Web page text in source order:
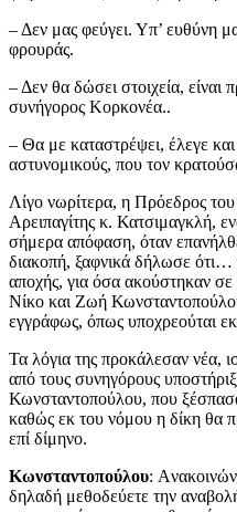
– Δεν μας φεύγει. Υπ’ ευθύνη
φρουράς.
– Δεν θα δώσει στοιχεία, είναι
συνήγορος Κορκονέα..
– Θα με καταστρέψει, έλεγε
αστυνομικούς, που τον
Λίγο νωρίτερα, η Πρόεδρος
Αρειπαγίτης κ. Κατσιμαγκλή,
σήμερα απόφαση, όταν
διακοπή, ξαφνικά δήλωσε ότι…
αποχής, για όσα ακούστηκαν
Νίκο και Ζωή
εγγράφως, όπως υποχρεούται
Τα λόγια της προκάλεσαν νέα,
από τους συνηγόρους
Κωνσταντοπούλου, που
καθώς εκ του νόμου η δίκη θα
επί δίμηνο.
Κωνσταντοπούλου:
δηλαδή μεθοδεύετε την